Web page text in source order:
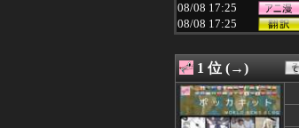
08/08 17:25
08/08 17:25
08/08 17:24
08/08 17:22
08/08 17:18
08/08 17:18
08/08 17:18
1 位 (→)